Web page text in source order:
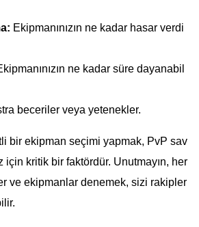
Ekipmanınızın ne kadar hasar verdi
ne kadar süre dayanabil
beceriler veya yetenekler.
bir ekipman seçimi yapmak, PvP sav
için kritik bir faktördür. Unutmayın, her
ve ekipmanlar denemek, sizi rakipler